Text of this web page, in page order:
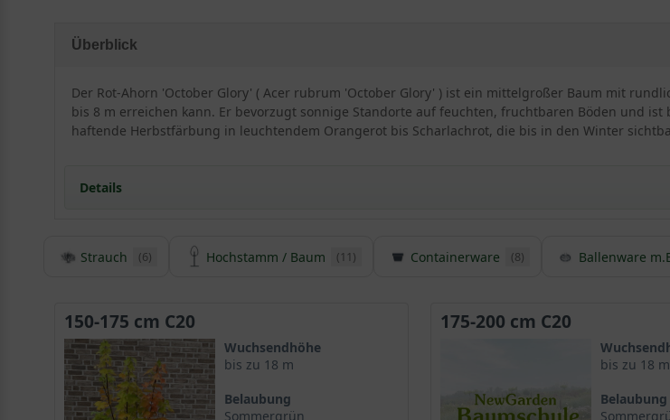
Überblick
Der Rot-Ahorn 'October Glory' ( Acer rubrum 'October Glory' ) ist ein mittelgroßer Baum mit
bis 8 m erreichen kann. Er bevorzugt sonnige Standorte auf feuchten, fruchtbaren Böden und
haftende Herbstfärbung in leuchtendem Orangerot bis Scharlachrot, die bis in den Winter
Details
Herkunft und Besonderheiten des Rot-Ahorns ’October Glory‘ / Acer rubrum ’October
in den Winter hinein, da sie ihr Laub ungewöhnlich lange am Baum hält.
Acer rubrum ’October Glory‘ wurde im Jahre 1961 von einer Baumschule in den USA selektiert
farbenprächtigen Optik im Zusammenspiel mit einem wunderschönen Wuchs einer großen
Acer rubrum ist auch unter dem Namen Sumpf-Ahorn bekannt
Strauch (6) Hochstamm / Baum (11) Containerware (8) Ballenware
150-175 cm C20
Wuchsendhöhe
bis zu 18 m
Belaubung
Sommergrün
175-200 cm C20
bis zu 18 m
Belaubung